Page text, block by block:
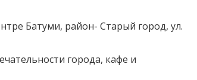
Батуми, район- Старый город, ул.
города, кафе и